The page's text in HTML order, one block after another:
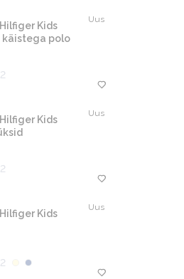
Uus
Kids
käistega polo
Uus
Kids
Uus
Kids